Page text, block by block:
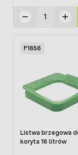
F1656
Listwa brzegowa
koryta 16 litrów